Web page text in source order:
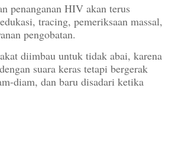
penanganan HIV akan terus
tracing, pemeriksaan massal,
pengobatan.
diimbau untuk tidak abai, karena
suara keras tetapi bergerak
diam, dan baru disadari ketika